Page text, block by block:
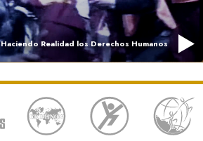
Haciendo Realidad los Derechos Humanos